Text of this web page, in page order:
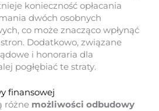
konieczność opłacania
dwóch osobnych
co może znacząco wpłynąć
Dodatkowo, związane
i honoraria dla
pogłębiać te straty.
finansowej
różne możliwości odbudowy